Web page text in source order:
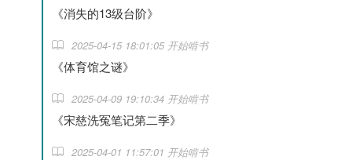
《消失的13级台阶》
2025-04-15 18:01:05 开始啃书
《体育馆之谜》
2025-04-09 19:10:34 开始啃书
《宋慈洗冤笔记第二季》
2025-04-01 11:57:01 开始啃书